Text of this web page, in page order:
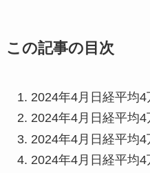
この記事の目次
2024年4月日経平均4
2024年4月日経平均4
2024年4月日経平均
2024年4月日経平均